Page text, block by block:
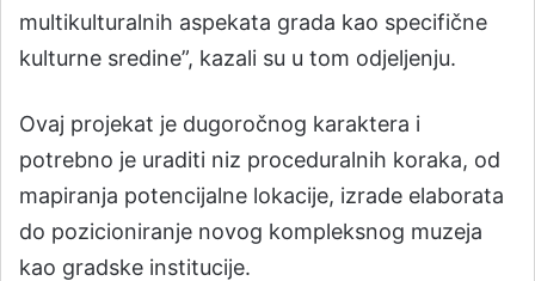
multikulturalnih aspekata grada kao specifične
kulturne sredine”, kazali su u tom odjeljenju.
Ovaj projekat je dugoročnog karaktera i
potrebno je uraditi niz proceduralnih koraka, od
mapiranja potencijalne lokacije, izrade elaborata
do pozicioniranje novog kompleksnog muzeja
kao gradske institucije.